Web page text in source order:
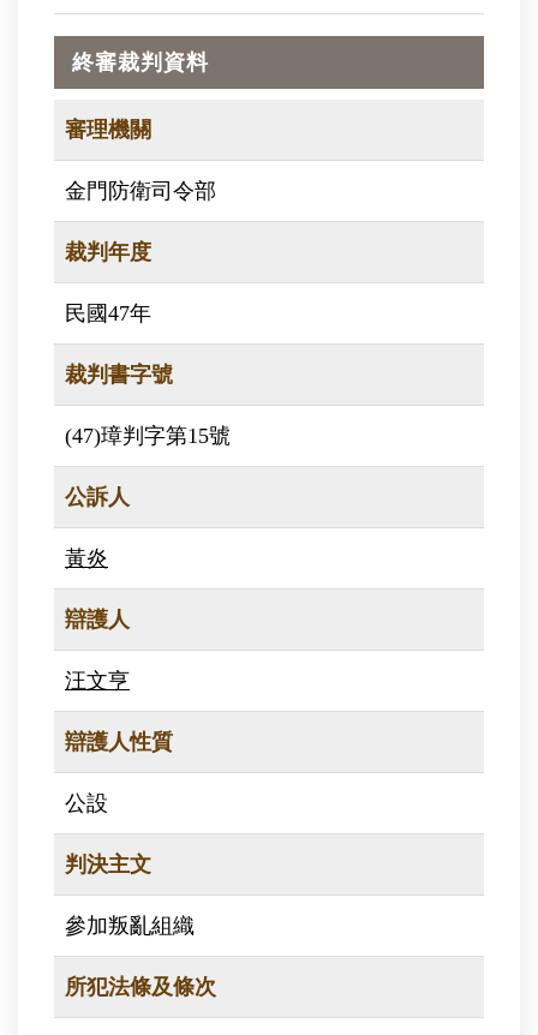
終審裁判資料
審理機關
金門防衛司令部
裁判年度
民國47年
裁判書字號
(47)璋判字第15號
公訴人
黃炎
辯護人
汪文亨
辯護人性質
公設
判決主文
參加叛亂組織
所犯法條及條次